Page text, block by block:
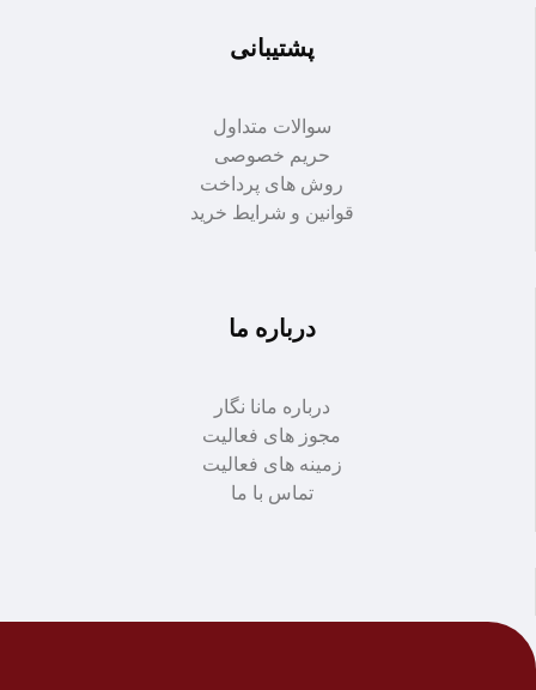
پشتیبانی
سوالات متداول
حریم خصوصی
روش های پرداخت
قوانین و شرایط خرید
درباره ما
درباره مانا نگار
مجوز های فعالیت
زمینه های فعالیت
تماس با ما